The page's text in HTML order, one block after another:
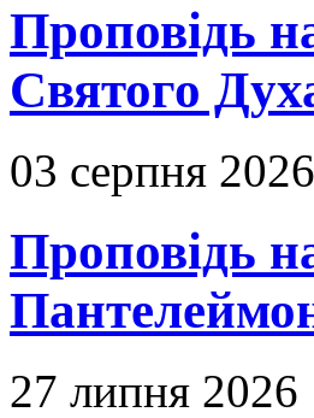
Проповідь
Святого
03 серпня 2026
Проповідь
27 липня 2026